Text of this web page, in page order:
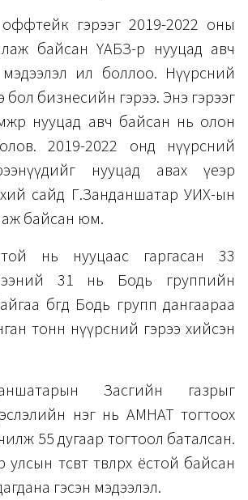
гэрээг 2019-2022 оны
байсан ҮАБЗ-өөр нууцад авч
ил боллоо. Нүүрсний
бизнесийн гэрээ. Энэ гэрээг
нууцад авч байсан нь олон
2019-2022 онд нүүрсний
нууцад авах үеэр
сайд Г.Занданшатар УИХ-ын
байсан юм.
нь нууцаас гаргасан 33
31 нь Бодь группийн
бөгөөд Бодь групп дангаараа
тонн нүүрсний гэрээ хийсэн
Засгийн газрыг
нэг нь АМНАТ тогтоох
55 дугаар тогтоол баталсан.
төсөвт төвлөрөх ёстой байсан
гэсэн мэдээлэл.